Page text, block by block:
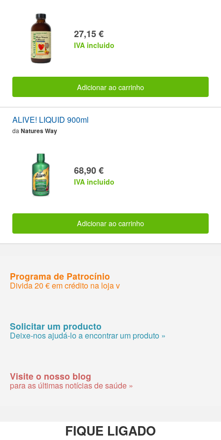
27,15 €
IVA incluido
Adicionar ao carrinho
ALIVE! LIQUID 900ml
da Natures Way
68,90 €
IVA incluido
Adicionar ao carrinho
Programa de Patrocínio
Divida 20 € em crédito na loja v
Solicitar um producto
Deixe-nos ajudá-lo a encontrar um produto »
Visite o nosso blog
para as últimas notícias de saúde »
FIQUE LIGADO